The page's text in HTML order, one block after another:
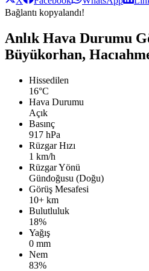
Bağlantı kopyalandı!
Anlık Hava Durumu
Büyükorhan,
Hissedilen
16°C
Hava Durumu
Açık
Basınç
917 hPa
Rüzgar Hızı
1 km/h
Rüzgar Yönü
Gündoğusu (Doğu)
Görüş Mesafesi
10+ km
Bulutluluk
18%
Yağış
0 mm
Nem
83%